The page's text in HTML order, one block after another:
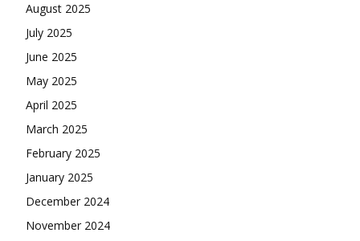
August 2025
July 2025
June 2025
May 2025
April 2025
March 2025
February 2025
January 2025
December 2024
November 2024